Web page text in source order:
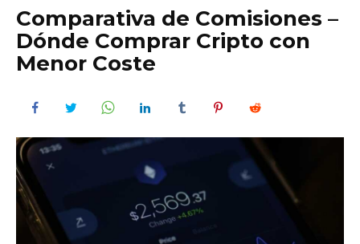
Comparativa de Comisiones –
Dónde Comprar Cripto con
Menor Coste